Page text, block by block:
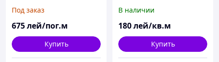
Под заказ
675лей/пог.м
Купить
В наличии
180лей/кв.м
Купить